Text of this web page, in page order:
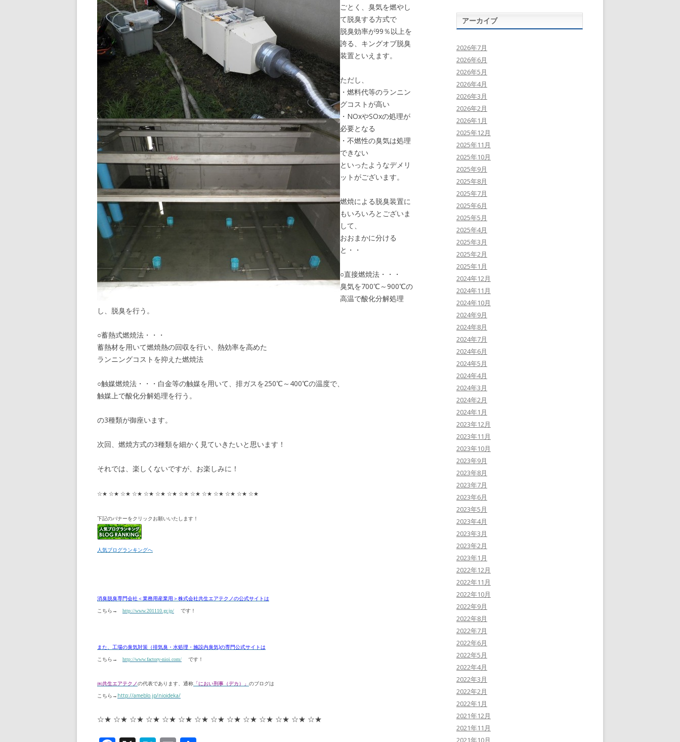
ごとく、臭気を燃やし
て脱臭する方式で
脱臭効率が99％以上を
誇る、キングオブ脱臭
装置といえます。
ただし、
・燃料代等のランニン
グコストが高い
・NOxやSOxの処理が
必要となる
・不燃性の臭気は処理
できない
といったようなデメリ
ットがございます。
燃焼による脱臭装置に
もいろいろとございま
して、
おおまかに分ける
と・・
○直接燃焼法・・・
臭気を700℃～900℃の
高温で酸化分解処理
し、脱臭を行う。
○蓄熱式燃焼法・・・
蓄熱材を用いて燃焼熱の回収を行い、熱効率を高めた
ランニングコストを抑えた燃焼法
○触媒燃焼法・・・白金等の触媒を用いて、排ガスを250℃～400℃の温度で、
触媒上で酸化分解処理を行う。
の3種類が御座います。
次回、燃焼方式の3種類を細かく見ていきたいと思います！
それでは、楽しくないですが、お楽しみに！
☆★ ☆★ ☆★ ☆★ ☆★ ☆★ ☆★ ☆★ ☆★ ☆★ ☆★ ☆★ ☆★ ☆★
下記のバナーをクリックお願いいたします！
人気ブログランキングへ
消臭脱臭専門会社＜業務用産業用＞株式会社共生エアテクノの公式サイトは
こちら→ http://www.201110.gr.jp/ です！
また、工場の臭気対策（排気臭・水処理・施設内臭気)の専門公式サイトは
こちら→ http://www.factory-nioi.com/ です！
㈱共生エアテクノの代表であります、通称 「におい刑事（デカ）」 のブログは
こちら→ http://ameblo.jp/nioideka/
☆★ ☆★ ☆★ ☆★ ☆★ ☆★ ☆★ ☆★ ☆★ ☆★ ☆★ ☆★ ☆★ ☆★
アーカイブ
2026年7月
2026年6月
2026年5月
2026年4月
2026年3月
2026年2月
2026年1月
2025年12月
2025年11月
2025年10月
2025年9月
2025年8月
2025年7月
2025年6月
2025年5月
2025年4月
2025年3月
2025年2月
2025年1月
2024年12月
2024年11月
2024年10月
2024年9月
2024年8月
2024年7月
2024年6月
2024年5月
2024年4月
2024年3月
2024年2月
2024年1月
2023年12月
2023年11月
2023年10月
2023年9月
2023年8月
2023年7月
2023年6月
2023年5月
2023年4月
2023年3月
2023年2月
2023年1月
2022年12月
2022年11月
2022年10月
2022年9月
2022年8月
2022年7月
2022年6月
2022年5月
2022年4月
2022年3月
2022年2月
2022年1月
2021年12月
2021年11月
2021年10月